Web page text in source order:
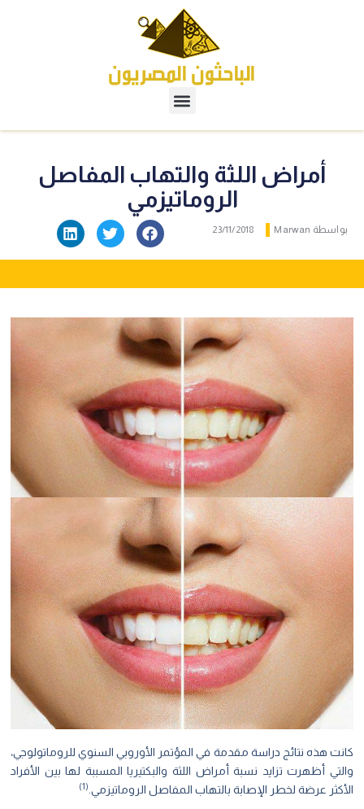
أمراض اللثة والتهاب المفاصل
الروماتيزمي
بواسطة 23/11/2018
كانت هذه نتائج دراسة مقدمة في المؤتمر الأوروبي السنوي للروماتولوجي،
والتي أظهرت تزايد نسبة أمراض اللثة والبكتيريا المسببة لها بين الأفراد
الأكثر عرضة لخطر الإصابة بالتهاب المفاصل الروماتيزمي. (
1
)